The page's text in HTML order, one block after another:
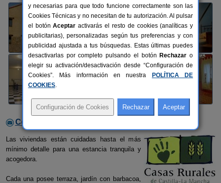
Contactar con el alojamiento
Las viviendas están cuidadas hasta el más
mínimo detalle para una estancia tranquila y
acogedora.
Cada una posee terraza, jardín con barbacoa,
y necesarias para que todo funcione correctamente son las
Cookies Técnicas y no necesitan de tu autorización. Al pulsar
el botónAceptar activarás el resto de cookies (analíticas y
publicitarias), personalizadas según tus preferencias y con
publicidad ajustada a tus búsquedas. Estas últimas puedes
desactivarlas por completo pulsando el botón Rechazar o
elegir su activación/desactivación desde “Configuración de
Cookies”. Más información en nuestra
POLÍTICA DE
COOKIES.